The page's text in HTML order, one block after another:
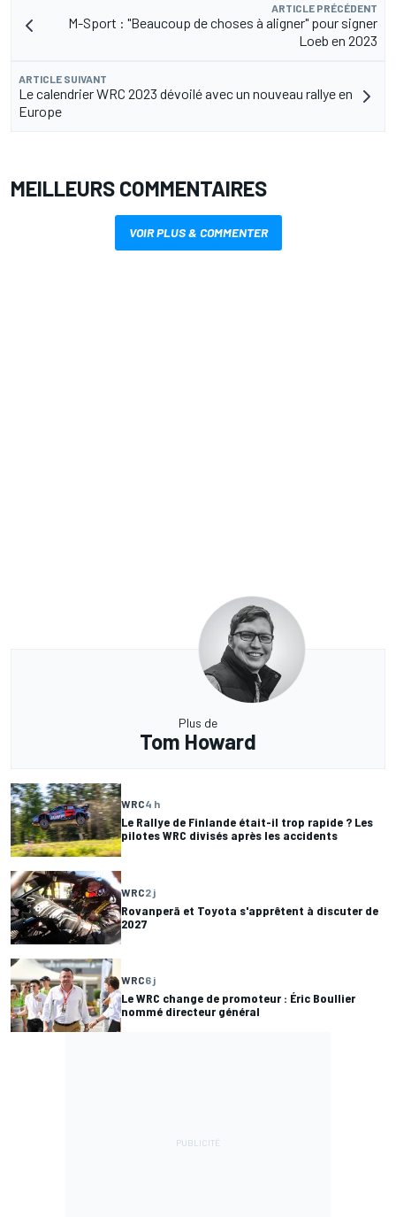
ARTICLE PRÉCÉDENT
M-Sport : "Beaucoup de choses à aligner" pour signer
Loeb en 2023
ARTICLE SUIVANT
Le calendrier WRC 2023 dévoilé avec un nouveau rallye en
Europe
MEILLEURS COMMENTAIRES
VOIR PLUS & COMMENTER
Plus de
Tom Howard
WRC4 h
Le Rallye de Finlande était-il trop rapide ? Les
pilotes WRC divisés après les accidents
WRC2 j
Rovanperä et Toyota s'apprêtent à discuter de
2027
WRC6 j
Le WRC change de promoteur : Éric Boullier
nommé directeur général